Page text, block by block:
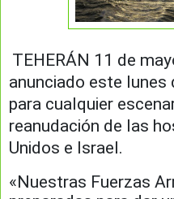
TEHERÁN 11 de
anunciado este lunes
para cualquier
reanudación de las
Unidos e Israel.
«Nuestras Fuerzas